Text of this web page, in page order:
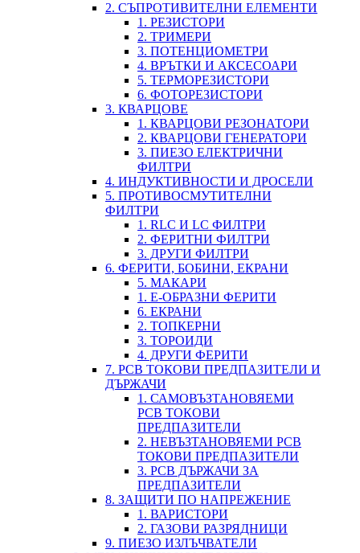
2. СЪПРОТИВИТЕЛНИ ЕЛЕМЕНТИ
1. РЕЗИСТОРИ
2. ТРИМЕРИ
3. ПОТЕНЦИОМЕТРИ
4. ВРЪТКИ И АКСЕСОАРИ
5. ТЕРМОРЕЗИСТОРИ
6. ФОТОРЕЗИСТОРИ
3. КВАРЦОВЕ
1. КВАРЦОВИ РЕЗОНАТОРИ
2. КВАРЦОВИ ГЕНЕРАТОРИ
3. ПИЕЗО ЕЛЕКТРИЧНИ
ФИЛТРИ
4. ИНДУКТИВНОСТИ И ДРОСЕЛИ
5. ПРОТИВОСМУТИТЕЛНИ
ФИЛТРИ
1. RLC И LC ФИЛТРИ
2. ФЕРИТНИ ФИЛТРИ
3. ДРУГИ ФИЛТРИ
6. ФЕРИТИ, БОБИНИ, ЕКРАНИ
5. МАКАРИ
1. Е-ОБРАЗНИ ФЕРИТИ
6. ЕКРАНИ
2. ТОПКЕРНИ
3. ТОРОИДИ
4. ДРУГИ ФЕРИТИ
7. PCB ТОКОВИ ПРЕДПАЗИТЕЛИ И
ДЪРЖАЧИ
1. САМОВЪЗТАНОВЯЕМИ
PCB ТОКОВИ
ПРЕДПАЗИТЕЛИ
2. НЕВЪЗТАНОВЯЕМИ PCB
ТОКОВИ ПРЕДПАЗИТЕЛИ
3. PCB ДЪРЖАЧИ ЗА
ПРЕДПАЗИТЕЛИ
8. ЗАЩИТИ ПО НАПРЕЖЕНИЕ
1. ВАРИСТОРИ
2. ГАЗОВИ РАЗРЯДНИЦИ
9. ПИЕЗО ИЗЛЪЧВАТЕЛИ